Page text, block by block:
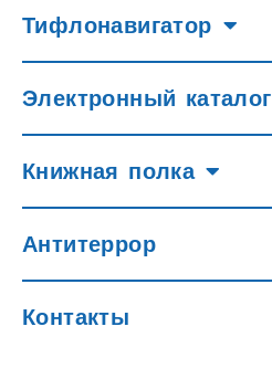
Тифлонавигатор
Электронный каталог
Книжная полка
Антитеррор
Контакты